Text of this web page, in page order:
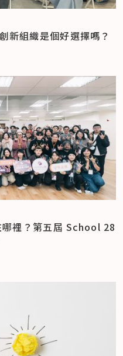
新組織是個好選擇嗎？
哪裡？第五屆 School 28